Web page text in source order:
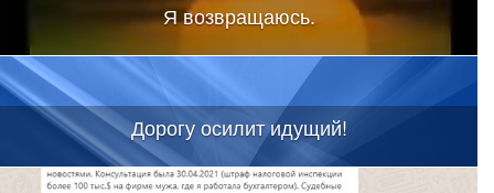
Я возвращаюсь.
Дорогу осилит идущий!